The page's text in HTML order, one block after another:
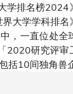
学排名榜
大学学科排
，一直位处
2020研究评
10间独角兽